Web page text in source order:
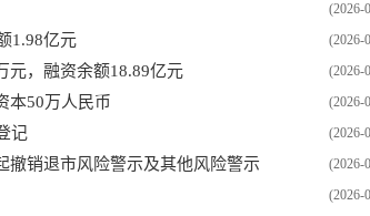
(2026-
(2026-
1.98亿元
(2026-
元，融资余额18.89亿元
(2026-
本50万人民币
(2026-
记
(2026-
撤销退市风险警示及其他风险警示
(2026-